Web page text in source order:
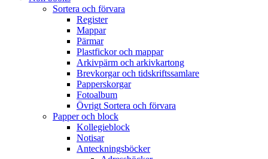
Sortera och förvara
Register
Mappar
Pärmar
Plastfickor och mappar
Arkivpärm och arkivkartong
Brevkorgar och tidskriftssamlare
Papperskorgar
Fotoalbum
Övrigt Sortera och förvara
Papper och block
Kollegieblock
Notisar
Anteckningsböcker